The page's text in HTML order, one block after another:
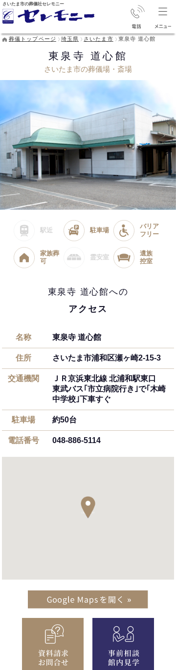
さいたま市の葬儀社セレモニー
葬儀トップページ 埼玉県 さいたま市 東泉寺 道心館
東泉寺 道心館
さいたま市の葬儀場・斎場
駅近 駐車場
バリア
フリー
家族葬
可
霊安室
遺族
控室
東泉寺 道心館への
アクセス
名称 東泉寺 道心館
住所 さいたま市浦和区瀬ヶ崎2-15-3
交通機関
ＪＲ京浜東北線 北浦和駅東口
東武バス｢市立病院行き｣で｢木崎
中学校｣下車すぐ
駐車場 約50台
電話番号 048-886-5114